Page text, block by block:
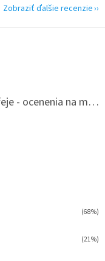
Zobraziť ďalšie recenzie
Drevené gravírované trofeje - ocenenia na mieru
(68%)
(21%)